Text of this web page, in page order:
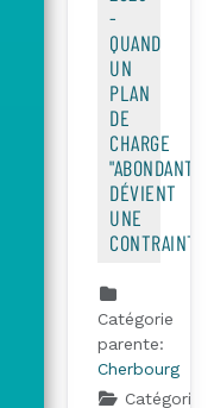
-
QUAND
UN
PLAN
DE
CHARGE
"ABONDANT"
DÉVIENT
UNE
CONTRAINTE
Catégorie
parente:
Cherbourg
Catégorie